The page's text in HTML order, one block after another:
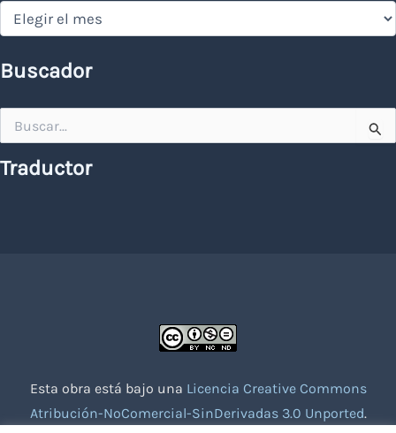
Hemeroteca
Buscador
por:
Traductor
Esta obra está bajo una Licencia Creative Commons
Atribución-NoComercial-SinDerivadas 3.0 Unported.